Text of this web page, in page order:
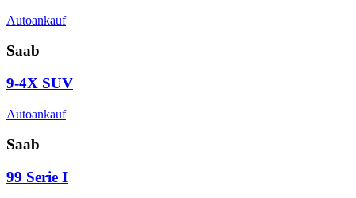
Autoankauf
Saab
9-4X SUV
Autoankauf
Saab
99 Serie I